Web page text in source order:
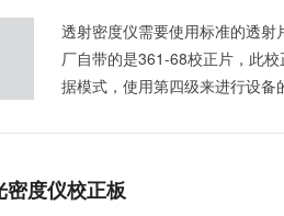
透射密度仪需要使用标准的透
厂自带的是361-68校正片，此
据模式，使用第四级来进行设备
密度仪校正板